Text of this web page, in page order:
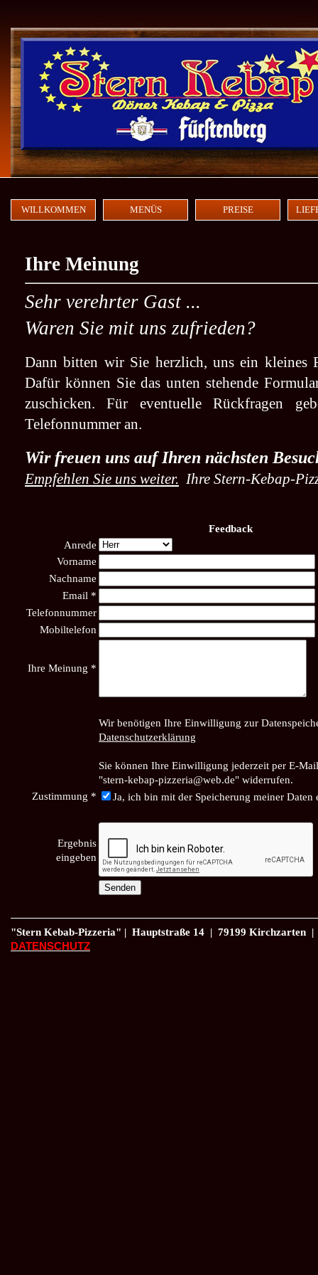
WILLKOMMEN MENÜS PREISE
Ihre Meinung
Sehr verehrter Gast ...
Waren Sie mit uns zufrieden?
Dann bitten wir Sie herzlich, uns ein kleines
Dafür können Sie das unten stehende
zuschicken. Für eventuelle Rückfragen
Telefonnummer an.
Wir freuen uns auf Ihren nächsten
Empfehlen Sie uns weiter. Ihre Stern-Kebap-
Feedback
Anrede
Vorname
Nachname
Email *
Telefonnummer
Mobiltelefon
Ihre Meinung *
Wir benötigen Ihre Einwilligung zur
Datenschutzerklärung
Sie können Ihre Einwilligung jederzeit per E-
"stern-kebap-pizzeria@web.de" widerrufen.
Zustimmung *
Ja, ich bin mit der Speicherung meiner Daten
Ergebnis
eingeben
"Stern Kebab-Pizzeria" | Hauptstraße 14 | 79199 Kirchzarten
DATENSCHUTZ